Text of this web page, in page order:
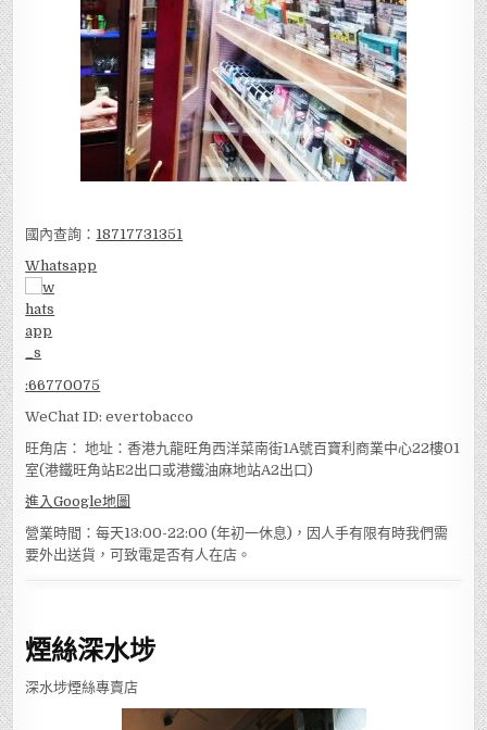
國內查詢： 18717731351
Whatsapp
:66770075
WeChat ID: evertobacco
旺角店： 地址：香港九龍旺角西洋菜南街1A號百寶利商業中心22樓01
室(港鐵旺角站E2出口或港鐵油麻地站A2出口)
進入Google地圖
營業時間：每天13:00-22:00 (年初一休息)，因人手有限有時我們需
要外出送貨，可致電是否有人在店。
煙絲深水埗
深水埗煙絲專賣店